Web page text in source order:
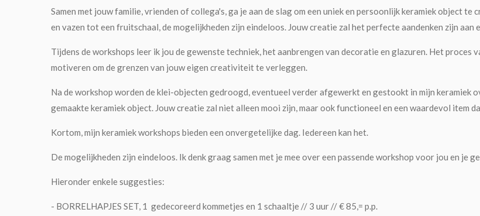
Samen met jouw familie, vrienden of collega's, ga je aan de slag om een uniek en persoonlijk keramiek object te
en vazen tot een fruitschaal, de mogelijkheden zijn eindeloos. Jouw creatie zal het perfecte aandenken zijn aan
Tijdens de workshops leer ik jou de gewenste techniek, het aanbrengen van decoratie en glazuren. Het proces
motiveren om de grenzen van jouw eigen creativiteit te verleggen.
Na de workshop worden de klei-objecten gedroogd, eventueel verder afgewerkt en gestookt in mijn keramiek
gemaakte keramiek object. Jouw creatie zal niet alleen mooi zijn, maar ook functioneel en een waardevol item
Kortom, mijn keramiek workshops bieden een onvergetelijke dag. Iedereen kan het.
De mogelijkheden zijn eindeloos. Ik denk graag samen met je mee over een passende workshop voor jou en je
Hieronder enkele suggesties:
- BORRELHAPJES SET, 1 gedecoreerd kommetjes en 1 schaaltje // 3 uur // € 85,= p.p.